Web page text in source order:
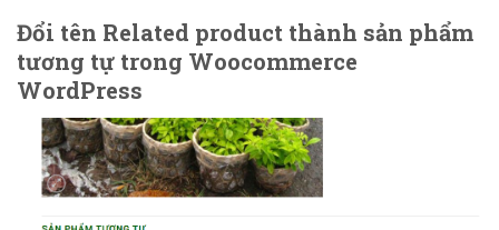
Đổi tên Related product thành sản phẩm
tương tự trong Woocommerce
WordPress